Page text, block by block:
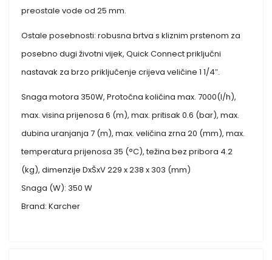
preostale vode od 25 mm.
Ostale posebnosti: robusna brtva s kliznim prstenom za
posebno dugi životni vijek, Quick Connect priključni
nastavak za brzo priključenje crijeva veličine 1 1/4″.
Snaga motora 350W, Protočna količina max. 7000(l/h),
max. visina prijenosa 6 (m), max. pritisak 0.6 (bar), max.
dubina uranjanja 7 (m), max. veličina zrna 20 (mm), max.
temperatura prijenosa 35 (°C), težina bez pribora 4.2
(kg), dimenzije DxŠxV 229 x 238 x 303 (mm)
Snaga (W): 350 W
Brand: Karcher